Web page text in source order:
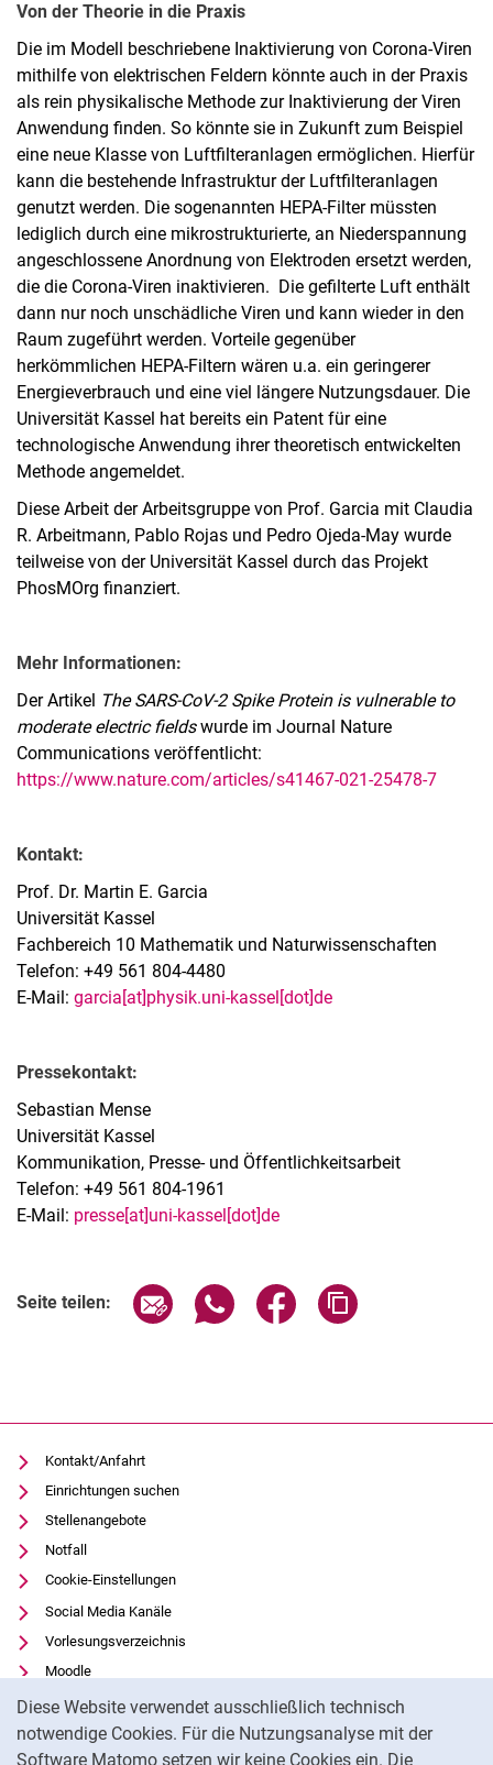
Diese Website verwendet ausschließlich technisch
notwendige Cookies. Für die Nutzungsanalyse mit der
Software Matomo setzen wir keine Cookies ein. Die
Von der Theorie in die Praxis
Die im Modell beschriebene Inaktivierung von Corona-Viren
mithilfe von elektrischen Feldern könnte auch in der Praxis
als rein physikalische Methode zur Inaktivierung der Viren
Anwendung finden. So könnte sie in Zukunft zum Beispiel
eine neue Klasse von Luftfilteranlagen ermöglichen. Hierfür
kann die bestehende Infrastruktur der Luftfilteranlagen
genutzt werden. Die sogenannten HEPA-Filter müssten
lediglich durch eine mikrostrukturierte, an Niederspannung
angeschlossene Anordnung von Elektroden ersetzt werden,
die die Corona-Viren inaktivieren. Die gefilterte Luft enthält
dann nur noch unschädliche Viren und kann wieder in den
Raum zugeführt werden. Vorteile gegenüber
herkömmlichen HEPA-Filtern wären u.a. ein geringerer
Energieverbrauch und eine viel längere Nutzungsdauer. Die
Universität Kassel hat bereits ein Patent für eine
technologische Anwendung ihrer theoretisch entwickelten
Methode angemeldet.
Diese Arbeit der Arbeitsgruppe von Prof. Garcia mit Claudia
R. Arbeitmann, Pablo Rojas und Pedro Ojeda-May wurde
teilweise von der Universität Kassel durch das Projekt
PhosMOrg finanziert.
Mehr Informationen:
Der Artikel The SARS-CoV-2 Spike Protein is vulnerable to
moderate electric fieldswurde im Journal Nature
Communications veröffentlicht:
https://www.nature.com/articles/s41467-021-25478-7
Kontakt:
Prof. Dr. Martin E. Garcia
Universität Kassel
Fachbereich 10 Mathematik und Naturwissenschaften
Telefon: +49 561 804-4480
E-Mail: garcia[at]physik.uni-kassel[dot]de
Pressekontakt:
Sebastian Mense
Universität Kassel
Kommunikation, Presse- und Öffentlichkeitsarbeit
Telefon: +49 561 804-1961
E-Mail: presse[at]uni-kassel[dot]de
Seite teilen: Seite über E-Mail teilen
Seite über WhatsApp teilen
Seite über Facebook
Kontakt/Anfahrt
Einrichtungen suchen
Stellenangebote
Notfall
Cookie-Einstellungen
Social Media Kanäle
Vorlesungsverzeichnis
Moodle
Panopto
Universitätsbibliothek